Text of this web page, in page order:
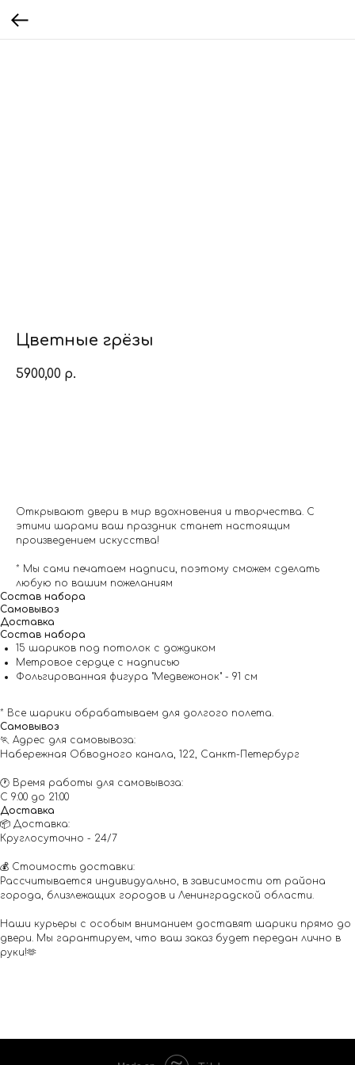
Цветные грёзы
5900,00 р.
Открывают двери в мир вдохновения и творчества. С
этими шарами ваш праздник станет настоящим
произведением искусства!
* Мы сами печатаем надписи, поэтому сможем сделать
любую по вашим пожеланиям
Состав набора
Самовывоз
Доставка
Состав набора
15 шариков под потолок с дождиком
Метровое сердце с надписью
Фольгированная фигура "Медвежонок" - 91 см
* Все шарики обрабатываем для долгого полета.
Самовывоз
🏃 Адрес для самовывоза:
Набережная Обводного канала, 122, Санкт-Петербург
🕐 Время работы для самовывоза:
С 9:00 до 21:00
Доставка
📦 Доставка:
Круглосуточно - 24/7
💰 Стоимость доставки:
Рассчитывается индивидуально, в зависимости от района
города, близлежащих городов и Ленинградской области.
Наши курьеры с особым вниманием доставят шарики прямо до
двери. Мы гарантируем, что ваш заказ будет передан лично в
руки!🫶